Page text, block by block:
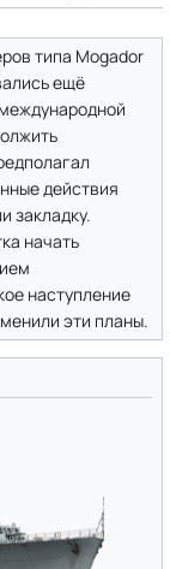
типа Mogador
ещё
действия
закладку.
начать
наступление
эти планы.